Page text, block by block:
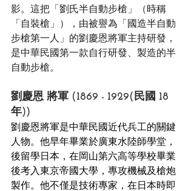
影。這把「劉氏半自動步槍」（時稱
「自裝槍」），由被譽為「國造半自動
步槍第一人」的劉慶恩將軍主持研發，
是中華民國第一款自行研發、製造的半
自動步槍。
劉慶恩 將軍 (1869 - 1929(民國 18
年))
劉慶恩將軍是中華民國近代兵工的關鍵
人物。他早年畢業於廣東水陸師學堂，
後留學日本，在岡山第六高等學校畢業
後考入東京帝國大學，專攻機械及槍炮
製作。他不僅是技術專家，在日本時即